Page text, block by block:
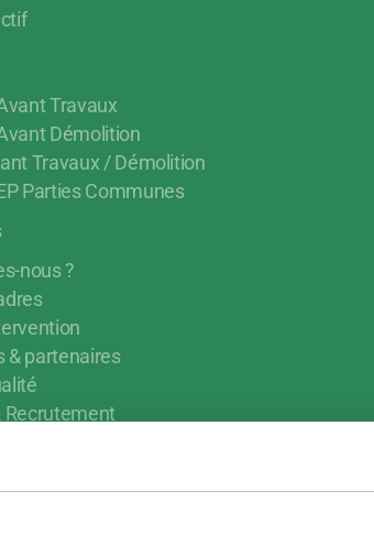
Travaux
Démolition
Travaux / Démolition
Parties Communes
nous ?
& partenaires
Recrutement